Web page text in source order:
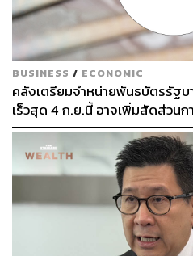
ผลลัพธ์ที่จับต้องได้ จากโรง
ความมุ่งมั่นของ WHA Group ไ
วัดผลเป็นรูปธรรมได้อย่างชัดเจ
ใช้น้ำจากแหล่งธรรมชาติให้ได้
ภายในปี พ.ศ. 2572 ซึ่งเป็นปริม
ของประชากรกว่า 685,000 คน
BUSINESS / ECONOMIC
คลังเตรียมจำหน่ายพันธบัตรรัฐบ
เร็วสุด 4 ก.ย.นี้ อาจเพิ่มสัดส่วน
First มากขึ้น